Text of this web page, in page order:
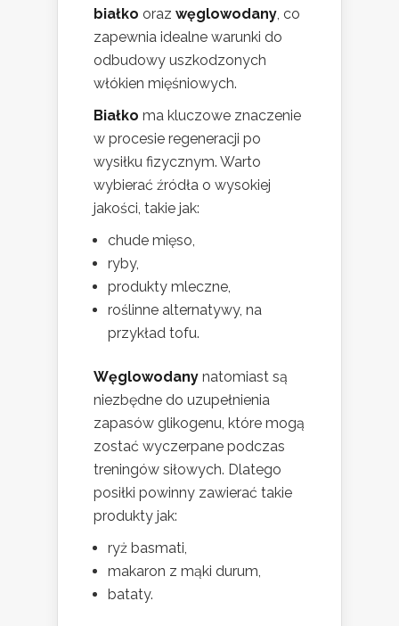
białko oraz węglowodany , co
zapewnia idealne warunki do
odbudowy uszkodzonych
włókien mięśniowych.
Białko ma kluczowe znaczenie
w procesie regeneracji po
wysiłku fizycznym. Warto
wybierać źródła o wysokiej
jakości, takie jak:
chude mięso,
ryby,
produkty mleczne,
roślinne alternatywy, na
przykład tofu.
Węglowodany natomiast są
niezbędne do uzupełnienia
zapasów glikogenu, które mogą
zostać wyczerpane podczas
treningów siłowych. Dlatego
posiłki powinny zawierać takie
produkty jak:
ryż basmati,
makaron z mąki durum,
bataty.